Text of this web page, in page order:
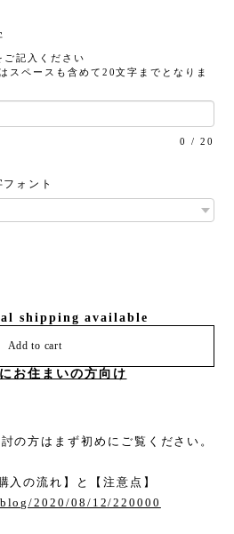
ご記入ください
スペースも含めて20文字までとなりま
0 / 20
ォント
shipping available
Add to cart
お住まいの方向け
の方はまず初めにご覧ください。
入の流れ】と【注意点】
2020/08/12/220000